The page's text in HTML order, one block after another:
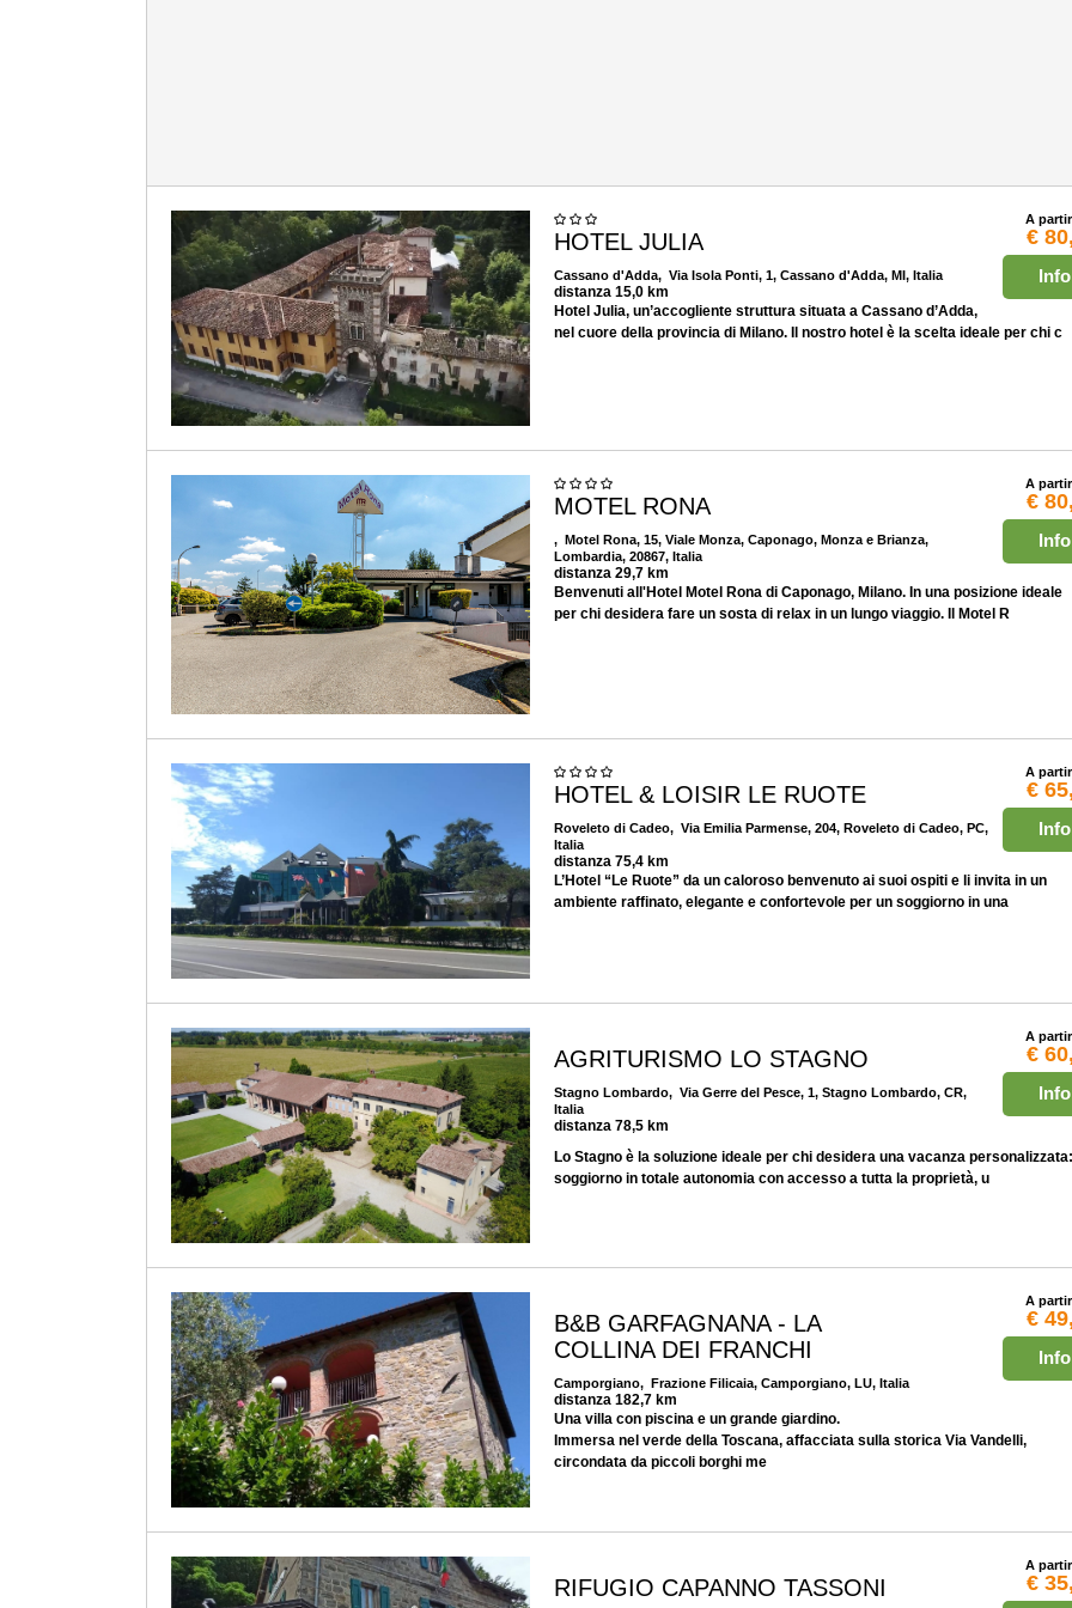
A
€
Info
HOTEL JULIA
Cassano d'Adda, Via Isola Ponti, 1, Cassano d'Adda, MI, Italia
distanza 15,0 km
Hotel Julia, un’accogliente struttura situata a Cassano d’Adda,
nel cuore della provincia di Milano. Il nostro hotel è la scelta ideale per chi c
A
€
Info
MOTEL RONA
, Motel Rona, 15, Viale Monza, Caponago, Monza e Brianza,
Lombardia, 20867, Italia
distanza 29,7 km
Benvenuti all'Hotel Motel Rona di Caponago, Milano. In una posizione ideale
per chi desidera fare un sosta di relax in un lungo viaggio. Il Motel R
A
€
Info
HOTEL & LOISIR LE RUOTE
Roveleto di Cadeo, Via Emilia Parmense, 204, Roveleto di Cadeo, PC,
Italia
distanza 75,4 km
L’Hotel “Le Ruote” da un caloroso benvenuto ai suoi ospiti e li invita in un
ambiente raffinato, elegante e confortevole per un soggiorno in una
A
€
Info
AGRITURISMO LO STAGNO
Stagno Lombardo, Via Gerre del Pesce, 1, Stagno Lombardo, CR,
Italia
distanza 78,5 km
Lo Stagno è la soluzione ideale per chi desidera una vacanza
soggiorno in totale autonomia con accesso a tutta la proprietà, u
A
€
Info
B&B GARFAGNANA - LA
COLLINA DEI FRANCHI
Camporgiano, Frazione Filicaia, Camporgiano, LU, Italia
distanza 182,7 km
Una villa con piscina e un grande giardino.
Immersa nel verde della Toscana, affacciata sulla storica Via Vandelli,
circondata da piccoli borghi me
A
€
RIFUGIO CAPANNO TASSONI